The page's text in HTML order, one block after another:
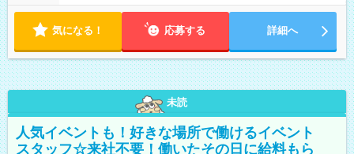
気になる！ 応募する 詳細へ
未読
人気イベントも！好きな場所で働けるイベント
スタッフ☆来社不要！働いたその日に給料もら